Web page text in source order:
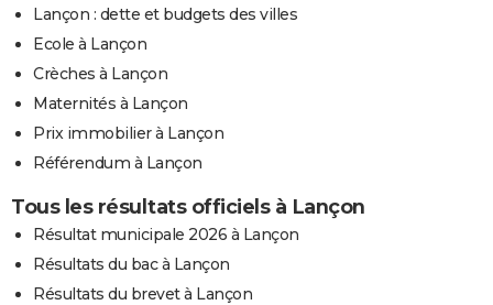
Lançon : dette et budgets des villes
Ecole à Lançon
Crèches à Lançon
Maternités à Lançon
Prix immobilier à Lançon
Référendum à Lançon
Tous les résultats officiels à Lançon
Résultat municipale 2026 à Lançon
Résultats du bac à Lançon
Résultats du brevet à Lançon